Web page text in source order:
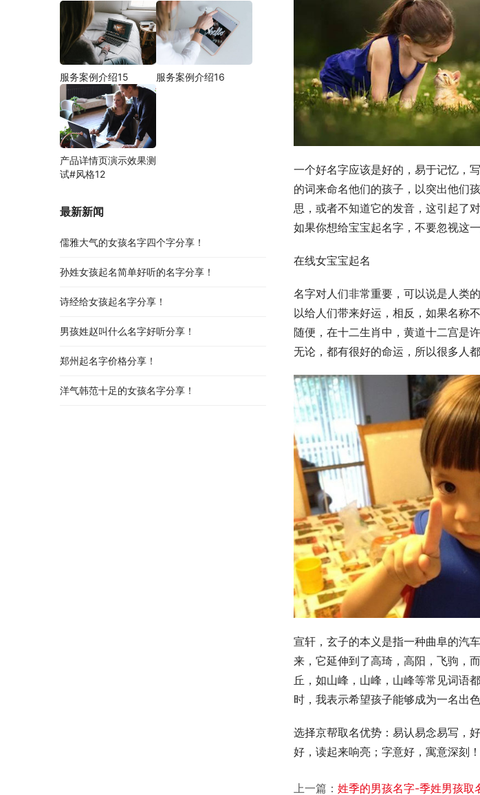
一个好名字应该是好的，易于记忆，
的词来命名他们的孩子，以突出他们
思，或者不知道它的发音，这引起了
如果你想给宝宝起名字，不要忽视这一
在线女宝宝起名
名字对人们非常重要，可以说是人类
以给人们带来好运，相反，如果名称
随便，在十二生肖中，黄道十二宫是
无论，都有很好的命运，所以很多人
宣轩，玄子的本义是指一种曲阜的汽
来，它延伸到了高琦，高阳，飞驹，
丘，如山峰，山峰，山峰等常见词语
时，我表示希望孩子能够成为一名出
选择京帮取名优势：易认易念易写，
好，读起来响亮；字意好，寓意
上一篇： 姓季的男孩名字-季姓男孩取
服务案例介绍15 服务案例介绍16
产品详情页演示效果测
试#风格12
最新新闻
儒雅大气的女孩名字四个字分享！
孙姓女孩起名简单好听的名字分享！
诗经给女孩起名字分享！
男孩姓赵叫什么名字好听分享！
郑州起名字价格分享！
洋气韩范十足的女孩名字分享！